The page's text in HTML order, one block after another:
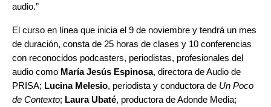
audio.”
El curso en línea que inicia el 9 de noviembre y tendrá un mes
de duración, consta de 25 horas de clases y 10 conferencias
con reconocidos podcasters, periodistas, profesionales del
audio como María Jesús Espinosa, directora de Audio de
PRISA; Lucina Melesio, periodista y conductora de Un Poco
de Contexto; Laura Ubaté, productora de Adonde Media;